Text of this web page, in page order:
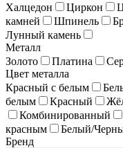
Халцедон
Циркон
камней
Шпинель
Лунный камень
Металл
Золото
Платина
Цвет металла
Красный c белым
белым
Красный
Комбинированный
красным
Белый/
Бренд